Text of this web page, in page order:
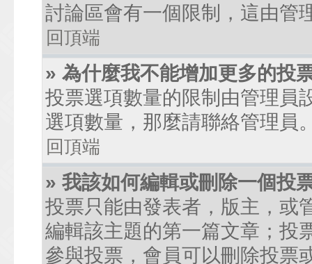
討論區會有一個限制，這由管
回頂端
» 為什麼我不能增加更多的投
投票選項數量的限制由管理員
選項數量，那麼請聯絡管理員
回頂端
» 我該如何編輯或刪除一個投
投票只能由發表者，版主，或
編輯該主題的第一篇文章；投
參與投票，會員可以刪除投票